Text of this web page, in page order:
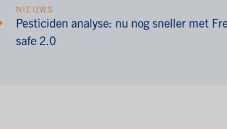
NIEUWS
Pesticiden analyse: nu nog sneller met
safe 2.0